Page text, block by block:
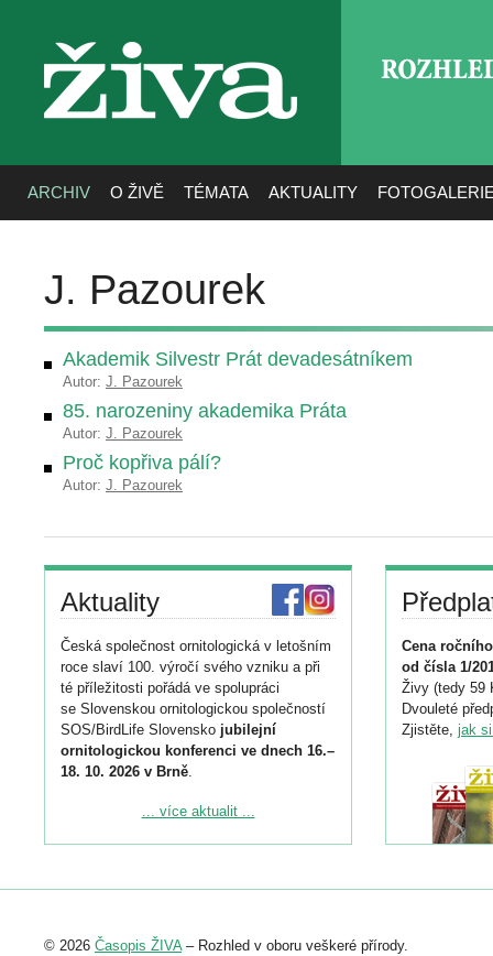
živa
ARCHIV O ŽIVĚ TÉMATA AKTUALITY
J. Pazourek
Akademik Silvestr Prát devadesátníkem
Autor: J. Pazourek
85. narozeniny akademika Práta
Autor: J. Pazourek
Proč kopřiva pálí?
Autor: J. Pazourek
Aktuality
Česká společnost ornitologická v letošním
roce slaví 100. výročí svého vzniku a při
té příležitosti pořádá ve spolupráci
se Slovenskou ornitologickou společností
SOS/BirdLife Slovensko jubilejní
ornitologickou konferenci ve dnech 16.–
18. 10. 2026 v Brně.
Podrobnější informace ke konferenci
Registrovat se můžete do 6. září.
abstraktu přihlášené přednášky nebo
... více aktualit ...
Cena
od čísla 1/
Živy (tedy 59
Dvouleté
Zjistěte, jak
© 2026 Časopis ŽIVA– Rozhled v oboru veškeré přírody.